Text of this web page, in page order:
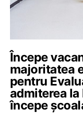
Începe
majoritatea
pentru
admiterea
începe